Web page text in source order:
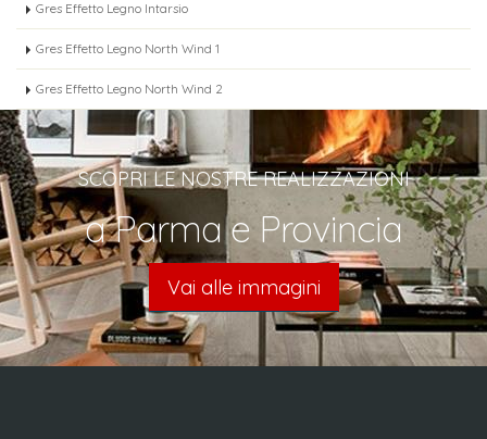
Gres Effetto Legno Intarsio
Gres Effetto Legno North Wind 1
Gres Effetto Legno North Wind 2
SCOPRI LE NOSTRE REALIZZAZIONI
a Parma e Provincia
Vai alle immagini